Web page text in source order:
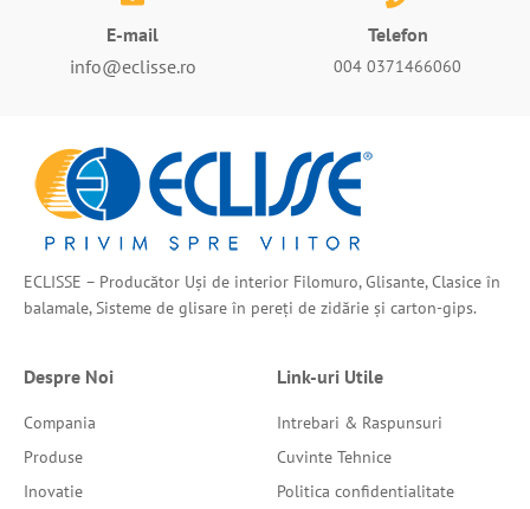
E-mail
info@eclisse.ro
Telefon
004 0371466060
ECLISSE – Producător Uși de interior Filomuro, Glisante, Clasice în
balamale, Sisteme de glisare în pereți de zidărie și carton-gips.
Despre Noi
Compania
Produse
Inovatie
Link-uri Utile
Intrebari & Raspunsuri
Cuvinte Tehnice
Politica confidentialitate